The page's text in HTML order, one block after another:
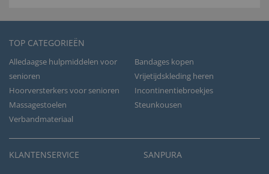
TOP CATEGORIEËN
Alledaagse hulpmiddelen voor
senioren
Bandages kopen
Vrijetijdskleding heren
Hoorversterkers voor senioren
Incontinentiebroekjes
Massagestoelen
Steunkousen
Verbandmateriaal
KLANTENSERVICE SANPURA